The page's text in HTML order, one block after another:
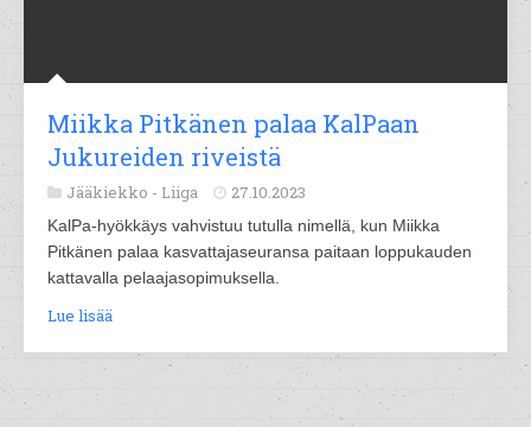
Miikka Pitkänen palaa KalPaan
Jukureiden riveistä
Jääkiekko - Liiga 27.10.2023
KalPa-hyökkäys vahvistuu tutulla nimellä, kun Miikka
Pitkänen palaa kasvattajaseuransa paitaan loppukauden
kattavalla pelaajasopimuksella.
Lue lisää